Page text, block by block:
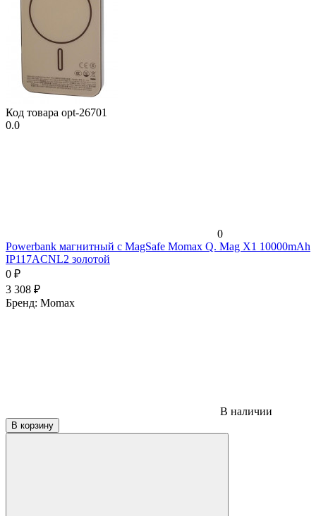
Код товара opt-26701
0.0
0
Powerbank магнитный с MagSafe Momax Q. Mag X1 10000mAh
IP117ACNL2 золотой
0 ₽
3 308 ₽
Бренд: Momax
В наличии
В корзину